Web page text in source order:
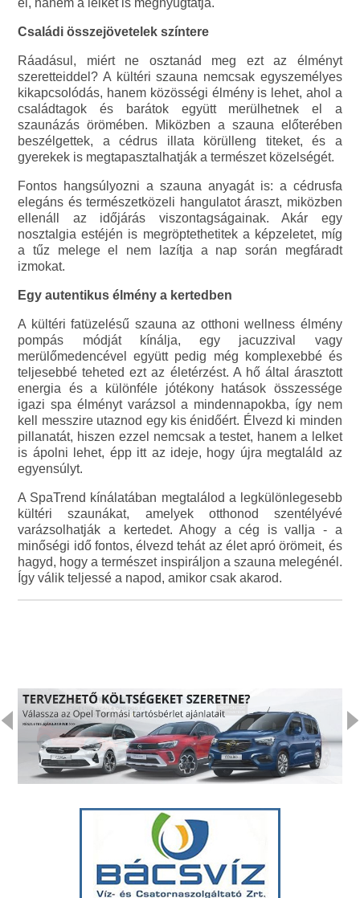
Családi összejövetelek színtere
Ráadásul, miért ne osztanád meg ezt az élményt
szeretteiddel? A kültéri szauna nemcsak egyszemélyes
kikapcsolódás, hanem közösségi élmény is lehet, ahol a
családtagok és barátok együtt merülhetnek el a
szaunázás örömében. Miközben a szauna előterében
beszélgettek, a cédrus illata körülleng titeket, és a
gyerekek is megtapasztalhatják a természet közelségét.
Fontos hangsúlyozni a szauna anyagát is: a cédrusfa
elegáns és természetközeli hangulatot áraszt, miközben
ellenáll az időjárás viszontagságainak. Akár egy
nosztalgia estéjén is megröptethetitek a képzeletet, míg
a tűz melege el nem lazítja a nap során megfáradt
izmokat.
Egy autentikus élmény a kertedben
A kültéri fatüzelésű szauna az otthoni wellness élmény
pompás módját kínálja, egy jacuzzival vagy
merülőmedencével együtt pedig még komplexebbé és
teljesebbé teheted ezt az életérzést. A hő által árasztott
energia és a különféle jótékony hatások összessége
igazi spa élményt varázsol a mindennapokba, így nem
kell messzire utaznod egy kis énidőért. Élvezd ki minden
pillanatát, hiszen ezzel nemcsak a testet, hanem a lelket
is ápolni lehet, épp itt az ideje, hogy újra megtaláld az
egyensúlyt.
A SpaTrend kínálatában megtalálod a legkülönlegesebb
kültéri szaunákat, amelyek otthonod szentélyévé
varázsolhatják a kertedet. Ahogy a cég is vallja - a
minőségi idő fontos, élvezd tehát az élet apró örömeit, és
hagyd, hogy a természet inspiráljon a szauna melegénél.
Így válik teljessé a napod, amikor csak akarod.